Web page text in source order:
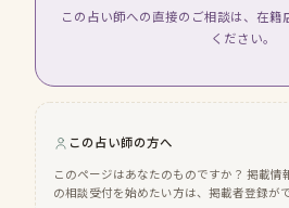
この占い師への直接のご相談は、在籍
ください。
この占い師の方へ
このページはあなたのものですか？ 掲載情
の相談受付を始めたい方は、掲載者登録がで